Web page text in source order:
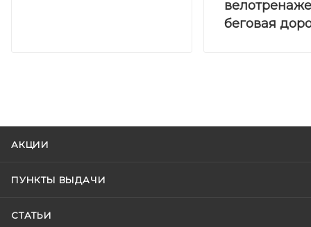
беговая
АКЦИИ
ПУНКТЫ ВЫДАЧИ
СТАТЬИ